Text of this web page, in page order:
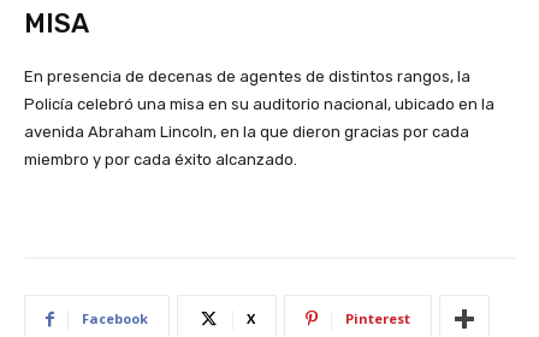
MISA
En presencia de decenas de agentes de distintos rangos, la
Policía celebró una misa en su auditorio nacional, ubicado en la
avenida Abraham Lincoln, en la que dieron gracias por cada
miembro y por cada éxito alcanzado.
Facebook X Pinterest